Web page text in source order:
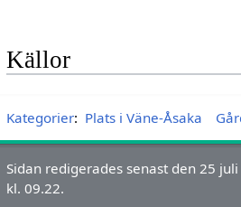
Källor
Kategorier: Plats i Väne-Åsaka
Sidan redigerades senast den 25
kl. 09.22.